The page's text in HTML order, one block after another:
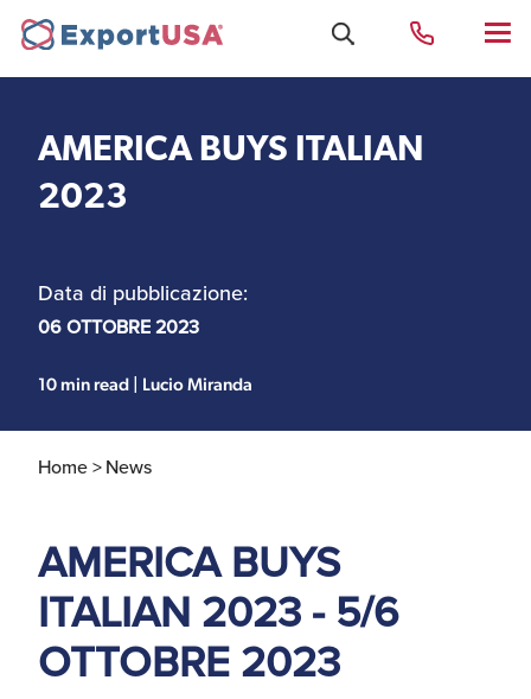
Uffici e Team
ExportUSA a New York
ExportUSA a Bruxelles
d'America
New York, Corp.
Costituzione società e
Servizi Expat Italiani
negli USA
AMERICA BUYS ITALIAN
2023
Data di pubblicazione:
06 OTTOBRE 2023
10 min read | Lucio Miranda
Home >News
AMERICA BUYS
ITALIAN 2023 - 5/6
OTTOBRE 2023